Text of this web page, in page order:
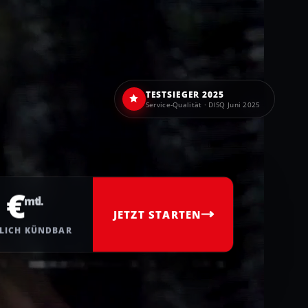
mtl.
KÜNDBAR
JETZT STARTEN
TESTSIEGER 2025
Service-Qualität · DISQ Juni 2025